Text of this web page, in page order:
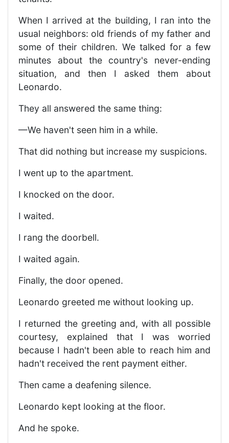
When I arrived at the building, I ran into the
usual neighbors: old friends of my father and
some of their children. We talked for a few
minutes about the country's never-ending
situation, and then I asked them about
Leonardo.
They all answered the same thing:
—We haven't seen him in a while.
That did nothing but increase my suspicions.
I went up to the apartment.
I knocked on the door.
I waited.
I rang the doorbell.
I waited again.
Finally, the door opened.
Leonardo greeted me without looking up.
I returned the greeting and, with all possible
courtesy, explained that I was worried
because I hadn't been able to reach him and
hadn't received the rent payment either.
Then came a deafening silence.
Leonardo kept looking at the floor.
And he spoke.